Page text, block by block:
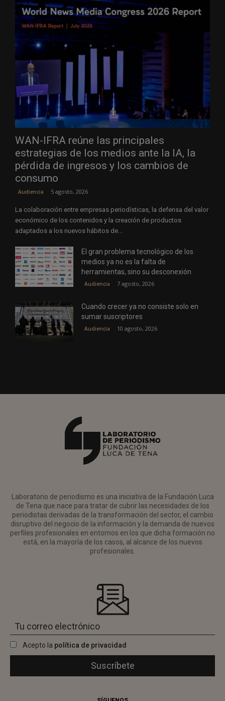
WAN-IFRA reúne las principales
estrategias de los medios ante la IA, la
pérdida de ingresos y los cambios de
consumo
Audiencia 5 agosto, 2026
La colaboración entre empresas periodísticas, la defensa del valor
económico de los contenidos y la creación de productos
adaptados a los nuevos hábitos de...
El gran problema tecnológico de los
medios ya no es la falta de
herramientas, sino su desconexión
Audiencia 7 agosto, 2026
Cuando crecer ya no consiste solo en
sumar suscriptores
Audiencia 10 agosto, 2026
Laboratorio de periodismo es una iniciativa de la Fundación Luca
de Tena que nace para tratar de cubrir las necesidades de los
periodistas derivadas de la transformación del sector, el cambio
disruptivo del negocio de la información y la demanda de nuevos
perfiles profesionales en entornos en los que dicha formación no
está, en la mayoría de los casos, al alcance de los nuevos
profesionales.
Acepto la política de privacidad